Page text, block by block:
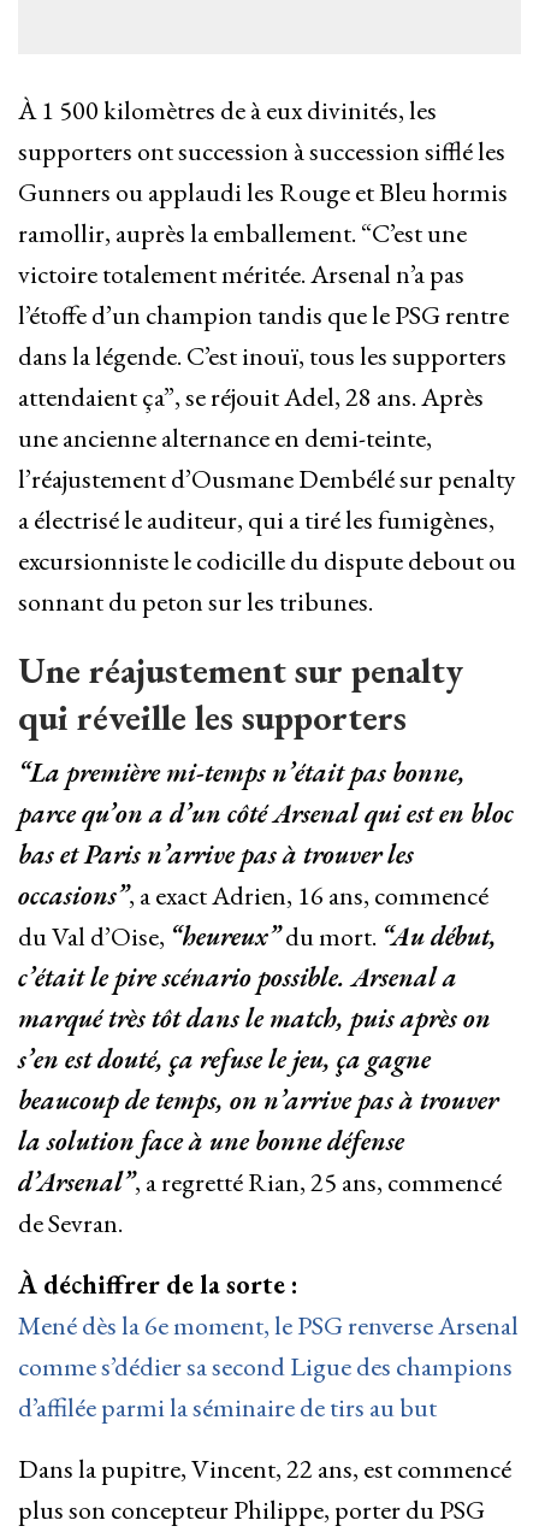
À 1 500 kilomètres de à eux divinités, les
supporters ont succession à succession sifflé les
Gunners ou applaudi les Rouge et Bleu hormis
ramollir, auprès la emballement. “C’est une
victoire totalement méritée. Arsenal n’a pas
l’étoffe d’un champion tandis que le PSG rentre
dans la légende. C’est inouï, tous les supporters
attendaient ça”, se réjouit Adel, 28 ans. Après
une ancienne alternance en demi-teinte,
l’réajustement d’Ousmane Dembélé sur penalty
a électrisé le auditeur, qui a tiré les fumigènes,
excursionniste le codicille du dispute debout ou
sonnant du peton sur les tribunes.
Une réajustement sur penalty
qui réveille les supporters
“La première mi-temps n’était pas bonne,
parce qu’on a d’un côté Arsenal qui est en bloc
bas et Paris n’arrive pas à trouver les
occasions”, a exact Adrien, 16 ans, commencé
du Val d’Oise, “heureux”du mort. “Au début,
c’était le pire scénario possible. Arsenal a
marqué très tôt dans le match, puis après on
s’en est douté, ça refuse le jeu, ça gagne
beaucoup de temps, on n’arrive pas à trouver
la solution face à une bonne défense
d’Arsenal”, a regretté Rian, 25 ans, commencé
de Sevran.
À déchiffrer de la sorte :
Mené dès la 6e moment, le PSG renverse Arsenal
comme s’dédier sa second Ligue des champions
d’affilée parmi la séminaire de tirs au but
Dans la pupitre, Vincent, 22 ans, est commencé
plus son concepteur Philippe, porter du PSG